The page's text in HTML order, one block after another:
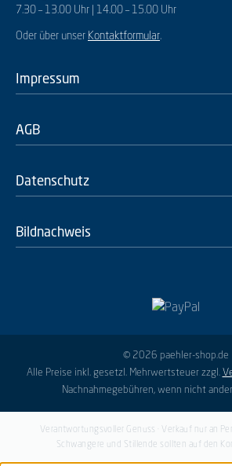
7.30 – 13.00 Uhr | 14.00 – 15.00 Uhr
Oder über unser Kontaktformular.
Impressum
AGB
Datenschutz
Bildnachweis
© 2026 paehler-shop.de
Alle Preise inkl. gesetzl. Mehrwertsteuer zzgl.
Nachnahmegebühren, wenn nicht
Verantwortungsvoller Genuss · Verkauf nur an
Schwangere und Stillende sollten auf den